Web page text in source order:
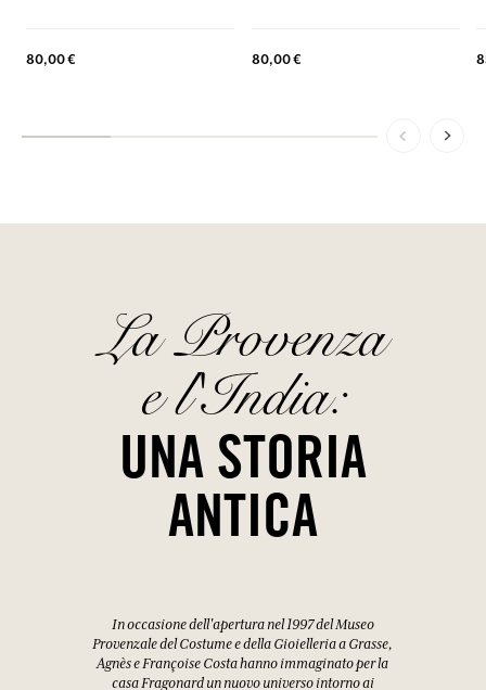
80,00 € 80,00 €
La Provenza
e l'India:
UNA STORIA
ANTICA
In occasione dell'apertura nel 1997 del Museo
Provenzale del Costume e della Gioielleria a Grasse,
Agnès e Françoise Costa hanno immaginato per la
casa Fragonard un nuovo universo intorno ai